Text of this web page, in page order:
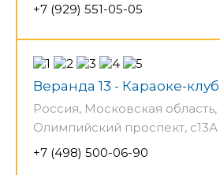
+7 (929) 551-05-05
Веранда 13 - Караоке-
Россия, Московская
Олимпийский проспект, с13А
+7 (498) 500-06-90